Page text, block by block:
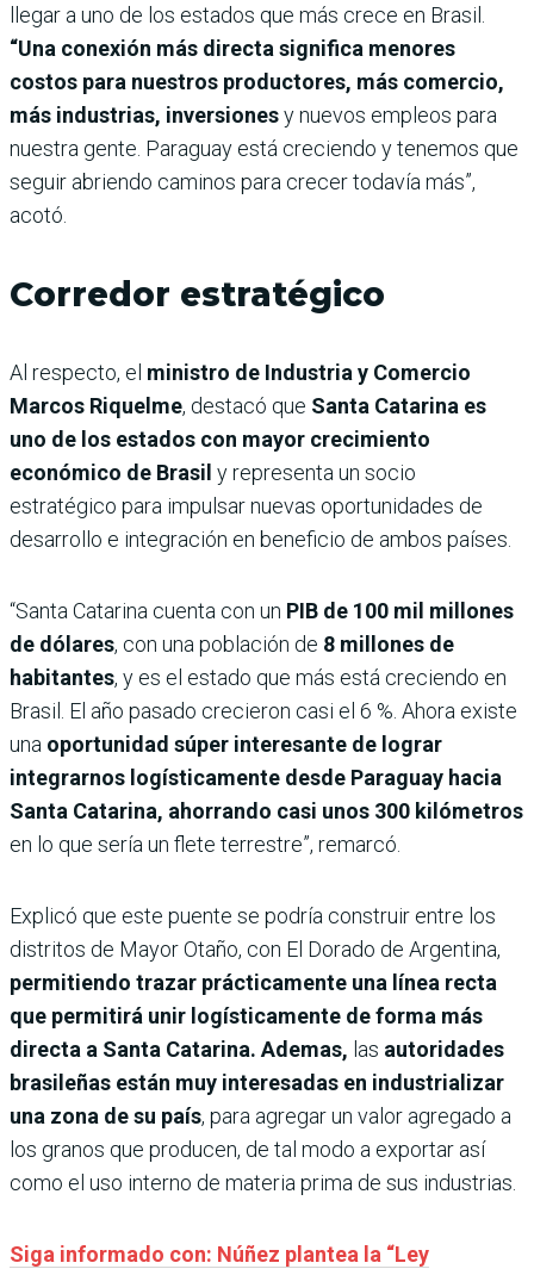
llegar a uno de los estados que más crece en Brasil.
“Una conexión más directa significa menores
costos para nuestros productores, más comercio,
más industrias, inversionesy nuevos empleos para
nuestra gente. Paraguay está creciendo y tenemos que
seguir abriendo caminos para crecer todavía más”,
acotó.
Corredor estratégico
Al respecto, el ministro de Industria y Comercio
Marcos Riquelme, destacó que Santa Catarina es
uno de los estados con mayor crecimiento
económico de Brasil y representa un socio
estratégico para impulsar nuevas oportunidades de
desarrollo e integración en beneficio de ambos países.
“Santa Catarina cuenta con un PIB de 100 mil millones
de dólares, con una población de 8 millones de
habitantes, y es el estado que más está creciendo en
Brasil. El año pasado crecieron casi el 6 %. Ahora existe
una oportunidad súper interesante de lograr
integrarnos logísticamente desde Paraguay hacia
Santa Catarina, ahorrando casi unos 300 kilómetros
en lo que sería un flete terrestre”, remarcó.
Explicó que este puente se podría construir entre los
distritos de Mayor Otaño, con El Dorado de Argentina,
permitiendo trazar prácticamente una línea recta
que permitirá unir logísticamente de forma más
directa a Santa Catarina. Ademas, las autoridades
brasileñas están muy interesadas en industrializar
una zona de su país, para agregar un valor agregado a
los granos que producen, de tal modo a exportar así
como el uso interno de materia prima de sus industrias.
Siga informado con: Núñez plantea la “Ley